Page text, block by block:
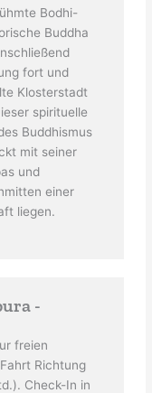
Bodhi-
Buddha
fort und
Klosterstadt
spirituelle
Buddhismus
mit seiner
und
einer
liegen.
-
freien
Richtung
Check-In in